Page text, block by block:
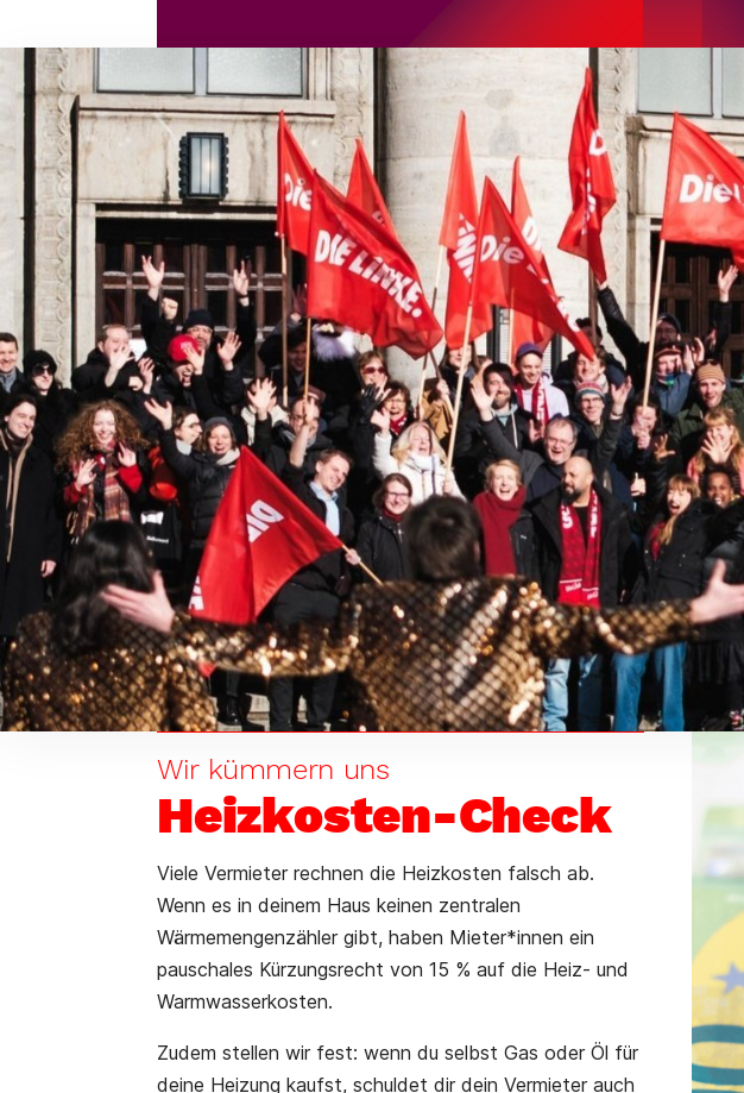
Wir kümmern uns
Heizkosten-Check
Viele Vermieter rechnen die Heizkosten falsch ab.
Wenn es in deinem Haus keinen zentralen
Wärmemengenzähler gibt, haben Mieter*innen ein
pauschales Kürzungsrecht von 15 % auf die Heiz- und
Warmwasserkosten.
Zudem stellen wir fest: wenn du selbst Gas oder Öl für
deine Heizung kaufst, schuldet dir dein Vermieter auch